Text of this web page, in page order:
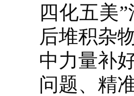
四化五美
后堆积杂
中力量补
问题、精